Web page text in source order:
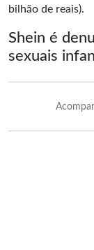
bilhão de reais).
Shein é
sexuais